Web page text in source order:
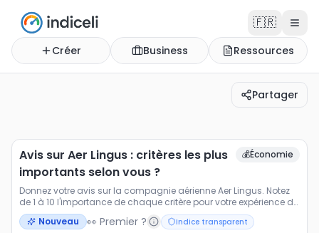
🇫🇷
Créer Business Ressources
Partager
Avis sur Aer Lingus : critères les plus importants selon
Donnez votre avis sur la compagnie aérienne Aer
Avis sur Aer Lingus : critères les plus
importants selon vous ?
💰Économie
Donnez votre avis sur la compagnie aérienne Aer Lingus. Notez
de 1 à 10 l'importance de chaque critère pour votre expérience de
vol.
Nouveau 👀 Premier ? Indice transparent